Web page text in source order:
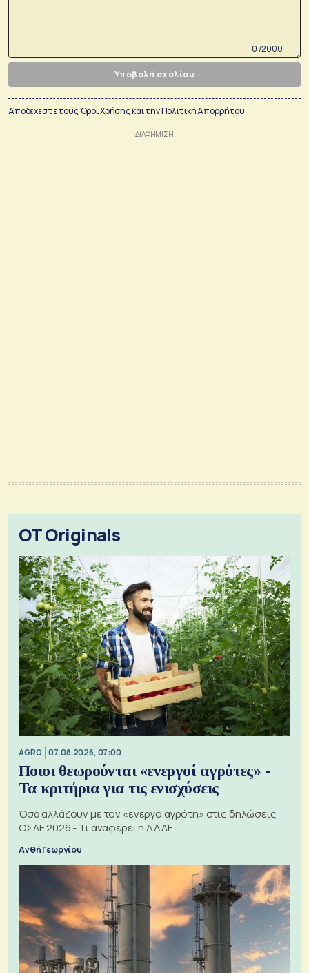
0 /2000
Υποβολή σχολίου
Αποδέχεστε τουςΌροι Χρήσηςκαι τηνΠολιτικη Απορρήτου
OT Originals
AGRO 07.08.2026, 07:00
Ποιοι θεωρούνται «ενεργοί αγρότες» -
Τα κριτήρια για τις ενισχύσεις
Όσα αλλάζουν με τον «ενεργό αγρότη» στις δηλώσεις
ΟΣΔΕ 2026 - Τι αναφέρει η ΑΑΔΕ
Ανθή Γεωργίου